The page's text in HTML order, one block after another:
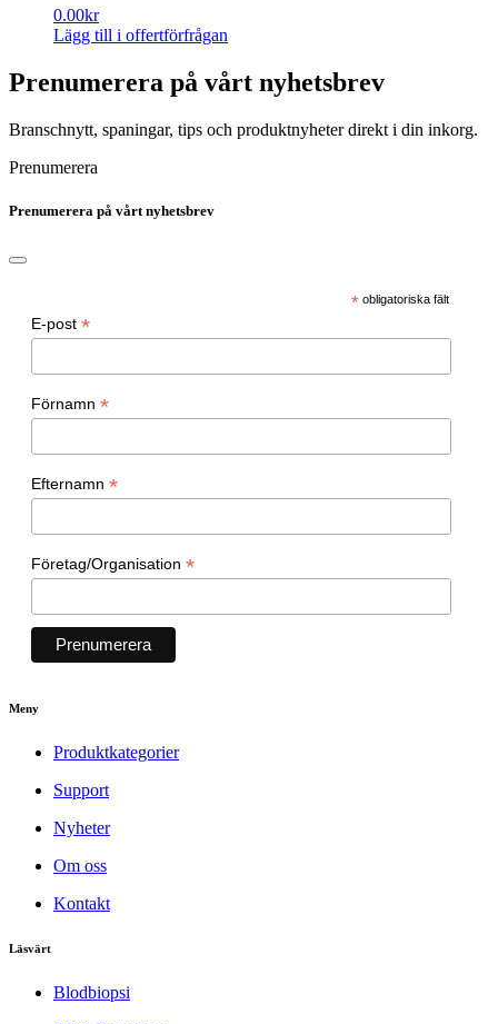
0.00kr
Lägg till i offertförfrågan
Prenumerera på vårt nyhetsbrev
Branschnytt, spaningar, tips och produktnyheter direkt i din inkorg.
Prenumerera
Prenumerera på vårt nyhetsbrev
* obligatoriska fält
E-post *
Förnamn *
Efternamn *
Företag/Organisation *
Meny
Produktkategorier
Support
Nyheter
Om oss
Kontakt
Läsvärt
Blodbiopsi